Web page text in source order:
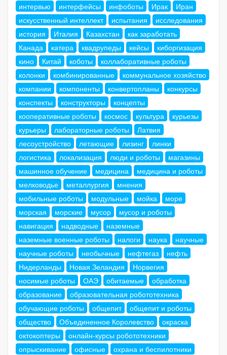
интервью
интерфейсы инфоботы Ирак
Иран
искусственный интеллект
испытания
исследования
история
Италия Казахстан
как заработать
Канада
катера квадрупеды кейсы
киборгизация
кино
Китай коботы
коллаборативные роботы
колонки
комбинированные
коммунальное хозяйство
компании
компоненты конвертопланы
конкурсы
конспекты
конструкторы
концепты
кооперативные роботы
космос культура
курьезы
курьеры
лабораторные роботы
Латвия
лесоустройство
летающие лизинг
линки
логистика
локализация люди и роботы
магазины
машинное обучение
медицина
медицина и роботы
мелководье
металлургия
мнения
мобильные роботы
модульные мойка
море
морская
морские мусор
мусор и роботы
навигация
надводные
наземные
наземные военные роботы
налоги наука
научные
научные роботы
необычные нефтегаз
нефть
Нидерланды
Новая Зеландия
Норвегия
носимые роботы
ОАЭ обитаемые
обработка
образование
образовательная робототехника
обучающие роботы
общепит
общепит и роботы
общество
Объединенное Королевство
окраска
октокоптеры
онлайн-курсы робототехники
опрыскивание
офисные
охрана и беспилотники